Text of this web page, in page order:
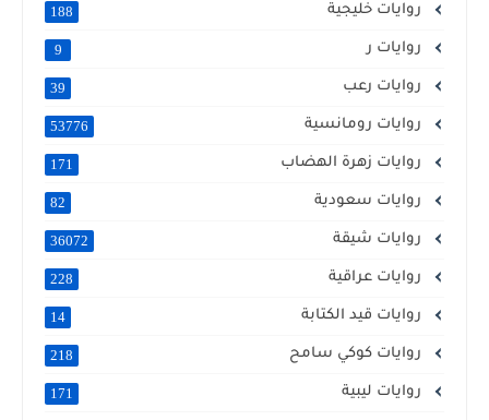
روايات خليجية 188
روايات ر 9
روايات رعب 39
روايات رومانسية 53776
روايات زهرة الهضاب 171
روايات سعودية 82
روايات شيقة 36072
روايات عراقية 228
روايات قيد الكتابة 14
روايات كوكي سامح 218
روايات ليبية 171